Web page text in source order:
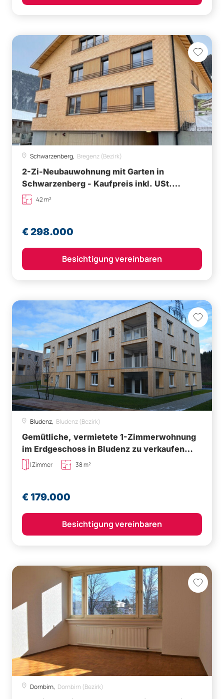
Schwarzenberg, Bregenz (Bezirk)
2-Zi-Neubauwohnung mit Garten in
Schwarzenberg - Kaufpreis inkl. USt.
(vermietet bis 31.08.2027)
42 m²
€ 298.000
Besichtigung vereinbaren
Bludenz, Bludenz (Bezirk)
Gemütliche, vermietete 1-Zimmerwohnung
im Erdgeschoss in Bludenz zu verkaufen
(vermietet bis 31.05.2028)
1 Zimmer 38 m²
€ 179.000
Besichtigung vereinbaren
Dornbirn, Dornbirn (Bezirk)